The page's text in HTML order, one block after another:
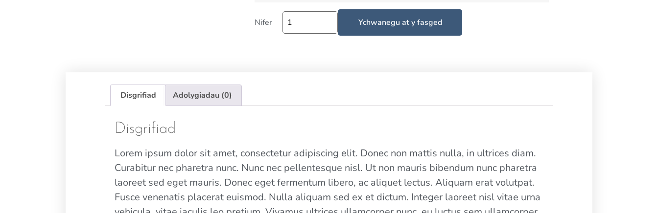
Nifer Ychwanegu at y fasged
Disgrifiad Adolygiadau (0)
Disgrifiad
Lorem ipsum dolor sit amet, consectetur adipiscing elit. Donec non mattis nulla, in ultrices diam.
Curabitur nec pharetra nunc. Nunc nec pellentesque nisl. Ut non mauris bibendum nunc pharetra
laoreet sed eget mauris. Donec eget fermentum libero, ac aliquet lectus. Aliquam erat volutpat.
Fusce venenatis placerat euismod. Nulla aliquam sed ex et dictum. Integer laoreet nisl vitae urna